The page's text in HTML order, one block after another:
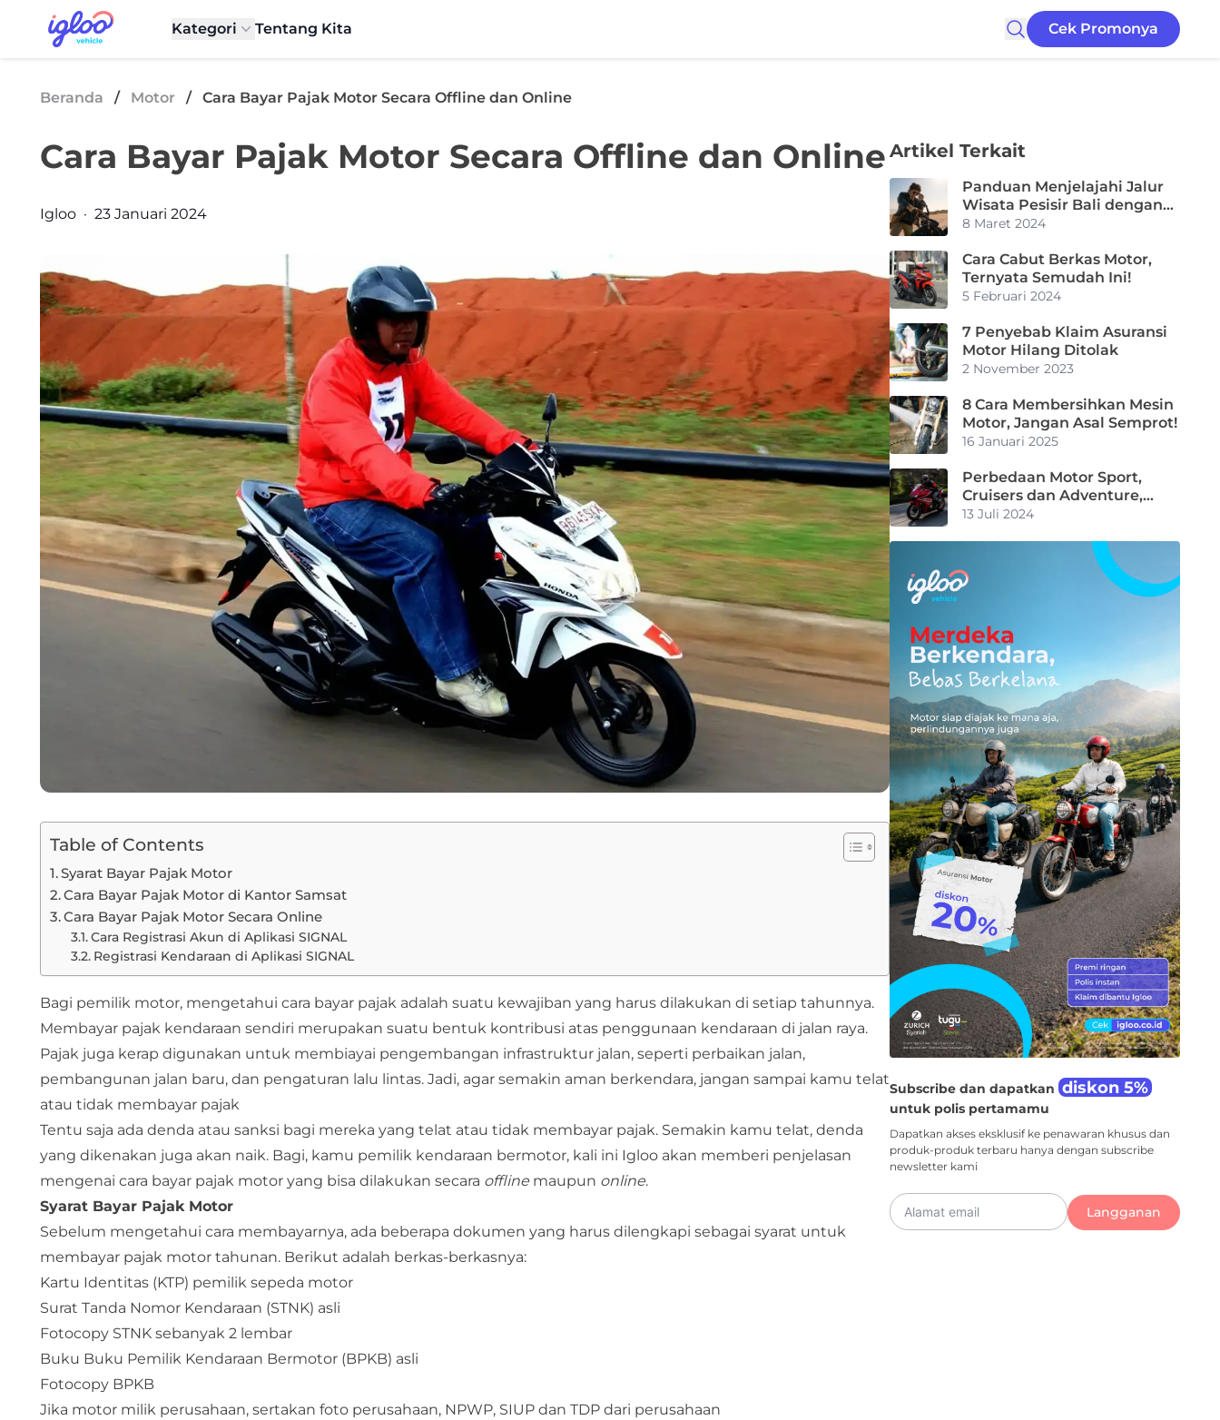
Skip to content
Igloo Blog
Kategori
Tentang Kita Cek Promonya
Beranda / Motor / Cara Bayar Pajak Motor Secara Offline dan Online
Cara Bayar Pajak Motor Secara Offline dan Online
Posted by
Igloo · 23 Januari 2024
Table of Contents
Syarat Bayar Pajak Motor
Cara Bayar Pajak Motor di Kantor Samsat
Cara Bayar Pajak Motor Secara Online
Cara Registrasi Akun di Aplikasi SIGNAL
Registrasi Kendaraan di Aplikasi SIGNAL
Bagi pemilik motor, mengetahui cara bayar pajak adalah suatu kewajiban yang harus dilakukan di setiap tahunnya.
Membayar pajak kendaraan sendiri merupakan suatu bentuk kontribusi atas penggunaan kendaraan di jalan raya.
Pajak juga kerap digunakan untuk membiayai pengembangan infrastruktur jalan, seperti perbaikan jalan,
pembangunan jalan baru, dan pengaturan lalu lintas. Jadi, agar semakin aman berkendara, jangan sampai kamu telat
atau tidak membayar pajak
Tentu saja ada denda atau sanksi bagi mereka yang telat atau tidak membayar pajak. Semakin kamu telat, denda
yang dikenakan juga akan naik. Bagi, kamu pemilik kendaraan bermotor, kali ini Igloo akan memberi penjelasan
mengenai cara bayar pajak motor yang bisa dilakukan secara offline maupun online.
Syarat Bayar Pajak Motor
Sebelum mengetahui cara membayarnya, ada beberapa dokumen yang harus dilengkapi sebagai syarat untuk
membayar pajak motor tahunan. Berikut adalah berkas-berkasnya:
Kartu Identitas (KTP) pemilik sepeda motor
Surat Tanda Nomor Kendaraan (STNK) asli
Fotocopy STNK sebanyak 2 lembar
Buku Buku Pemilik Kendaraan Bermotor (BPKB) asli
Fotocopy BPKB
Jika motor milik perusahaan, sertakan foto perusahaan, NPWP, SIUP dan TDP dari perusahaan
Artikel Terkait
Panduan Menjelajahi Jalur
Wisata Pesisir Bali dengan
Motor
8 Maret 2024
Cara Cabut Berkas Motor,
Ternyata Semudah Ini!
5 Februari 2024
7 Penyebab Klaim Asuransi
Motor Hilang Ditolak
2 November 2023
8 Cara Membersihkan Mesin
Motor, Jangan Asal Semprot!
16 Januari 2025
Perbedaan Motor Sport,
Cruisers dan Adventure,
Pilih Mana?
13 Juli 2024
Subscribe dan dapatkan diskon 5%
untuk polis pertamamu
Dapatkan akses eksklusif ke penawaran khusus dan
produk-produk terbaru hanya dengan subscribe
newsletter kami
Langganan